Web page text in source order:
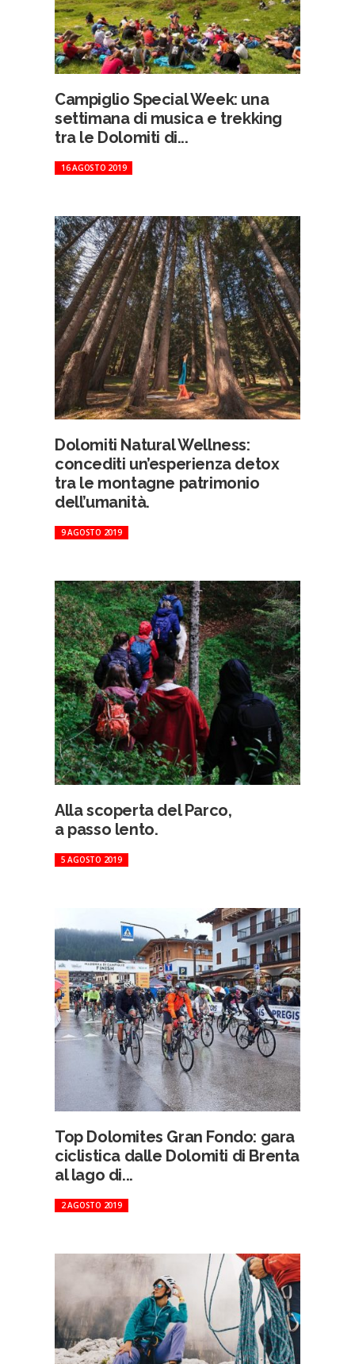
Campiglio Special Week: una
settimana di musica e trekking
tra le Dolomiti di...
16 AGOSTO 2019
Dolomiti Natural Wellness:
concediti un’esperienza detox
tra le montagne patrimonio
dell’umanità.
9 AGOSTO 2019
Alla scoperta del Parco,
a passo lento.
5 AGOSTO 2019
Top Dolomites Gran Fondo: gara
ciclistica dalle Dolomiti di Brenta
al lago di...
2 AGOSTO 2019